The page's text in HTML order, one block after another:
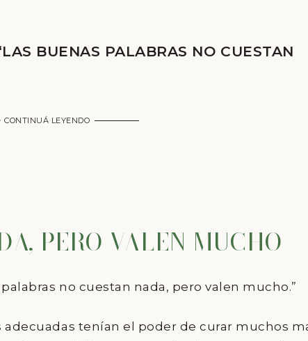
BUENAS PALABRAS NO CUESTAN
CONTINUÁ LEYENDO
PERO VALEN MUCHO
no cuestan nada, pero valen mucho.”
adecuadas tenían el poder de curar muchos